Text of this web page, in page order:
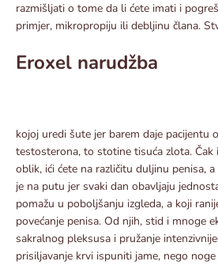
razmišljati o tome da li ćete imati i
primjer, mikropropiju ili debljinu člana.
Eroxel narudžba
kojoj uredi šute jer barem daje pacijentu
testosterona, to stotine tisuća zlota. Čak
oblik, ići ćete na različitu duljinu penisa,
je na putu jer svaki dan obavljaju
pomažu u poboljšanju izgleda, a koji
povećanje penisa. Od njih, stid i mnoge
sakralnog pleksusa i pružanje
prisiljavanje krvi ispuniti jame, nego